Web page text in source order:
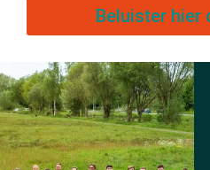
Beluister hier